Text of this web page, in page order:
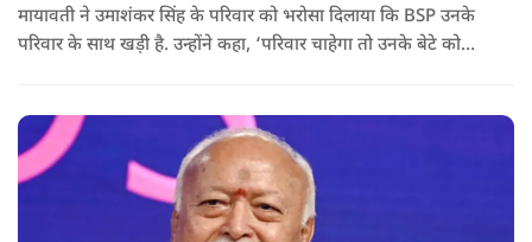
मायावती ने उमाशंकर सिंह के परिवार को भरोसा दिलाया कि BSP उनके
परिवार के साथ खड़ी है. उन्होंने कहा, ‘परिवार चाहेगा तो उनके बेटे को